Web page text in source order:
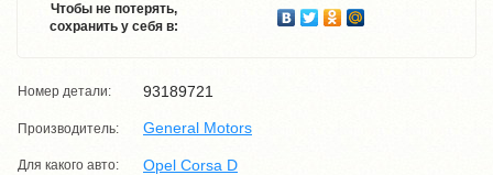
Чтобы не потерять,
сохранить у себя в:
Номер детали: 93189721
Производитель: General Motors
Для какого авто: Opel Corsa D